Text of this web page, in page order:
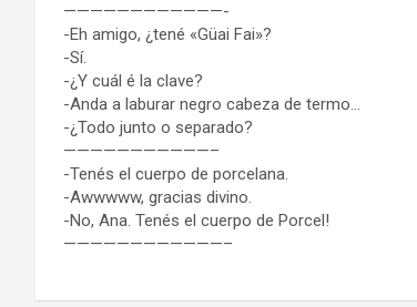
————————————-
-Eh amigo, ¿tené «Güai Fai»?
-Sí.
-¿Y cuál é la clave?
-Anda a laburar negro cabeza de termo…
-¿Todo junto o separado?
———————————–
-Tenés el cuerpo de porcelana.
-Awwwww, gracias divino.
-No, Ana. Tenés el cuerpo de Porcel!
————————————–